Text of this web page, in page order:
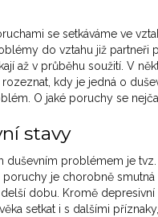
se setkáváme ve
do vztahu již partneři
až v průběhu soužití. V
kdy je jedná o
O jaké poruchy se
stavy
duševním problémem je
je chorobně smutná
delší dobu. Kromě
setkat i s dalšími